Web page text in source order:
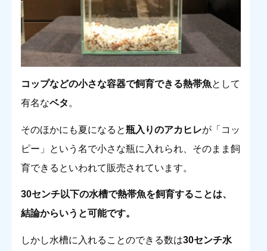
コップなどの小さな容器で飼育できる熱帯魚として
有名なベタ 。
そのほかにも夏になると瓶入りのアカヒレが「コッ
ピー」という名で小さな瓶に入れられ、そのまま飼
育できるといわれて販売されています。
30センチ以下の水槽で熱帯魚を飼育することは、
結論からいうと可能です。
しかし水槽に入れることのできる数は30センチ水